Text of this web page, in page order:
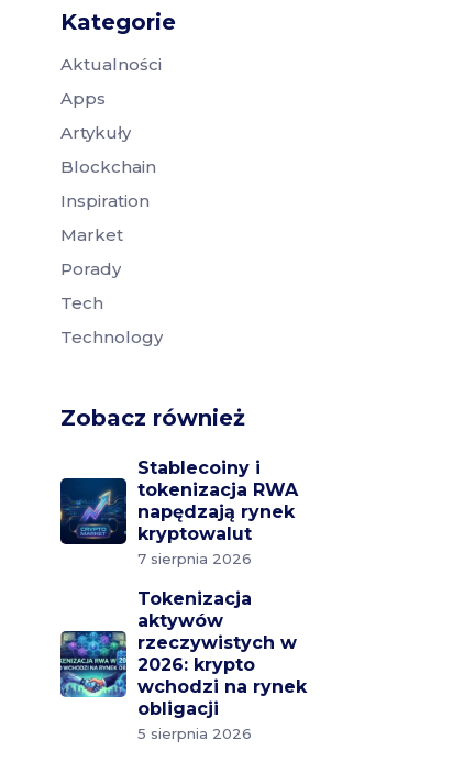
Kategorie
Aktualności
Apps
Artykuły
Blockchain
Inspiration
Market
Porady
Tech
Technology
Zobacz również
Stablecoiny i
tokenizacja RWA
napędzają rynek
kryptowalut
7 sierpnia 2026
Tokenizacja
aktywów
rzeczywistych w
2026: krypto
wchodzi na rynek
obligacji
5 sierpnia 2026